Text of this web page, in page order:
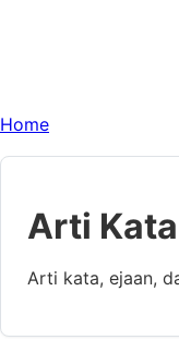
Home
Arti
Arti kata, ejaan,